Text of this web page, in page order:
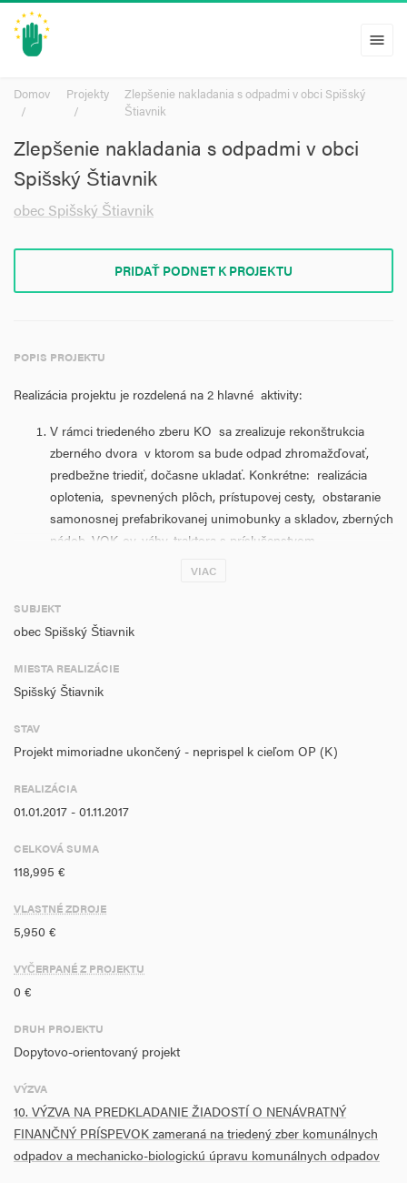
menu
Domov Projekty
Zlepšenie nakladania s odpadmi v obci Spišský
Štiavnik
Zlepšenie nakladania s odpadmi v obci
Spišský Štiavnik
obec Spišský Štiavnik
PRIDAŤ PODNET K PROJEKTU
POPIS PROJEKTU
Realizácia projektu je rozdelená na 2 hlavné aktivity:
V rámci triedeného zberu KO sa zrealizuje rekonštrukcia
zberného dvora v ktorom sa bude odpad zhromažďovať,
predbežne triediť, dočasne ukladať. Konkrétne: realizácia
oplotenia, spevnených plôch, prístupovej cesty, obstaranie
samonosnej prefabrikovanej unimobunky a skladov, zberných
nádob, VOK-ov, váhy, traktora s príslušenstvom .
navrhnutými OZ Priatelia Zeme k zvýšeniu množstva
vytriedeného KO a podpory predchádzania vzniku odpadov.
V projekte sa zameriame na triedený zber BRKO z parkov, záhrad a
cintorínov, drobného stavebného odpadu, objemného odpadu,
množstvo vytriedeného KO na projektom zamerané druhy odpadov
a zvýši sa kapacita pre triedenie KO z 0 t na 145t po realizácií
V odpadovom hospodárstve investíciou do odpadovej infraštruktúry
podiel vytriedených odpadov prepravil do zariadenia na spracovanie
odpadov, kde sa bude vytriedený odpad opätovne používať,
VIAC
SUBJEKT
obec Spišský Štiavnik
MIESTA REALIZÁCIE
Spišský Štiavnik
STAV
Projekt mimoriadne ukončený - neprispel k cieľom OP (K)
REALIZÁCIA
01.01.2017 - 01.11.2017
CELKOVÁ SUMA
118,995 €
VLASTNÉ ZDROJE
5,950 €
VYČERPANÉ Z PROJEKTU
0 €
DRUH PROJEKTU
Dopytovo-orientovaný projekt
VÝZVA
10. VÝZVA NA PREDKLADANIE ŽIADOSTÍ O NENÁVRATNÝ
FINANČNÝ PRÍSPEVOK zameraná na triedený zber komunálnych
odpadov a mechanicko-biologickú úpravu komunálnych odpadov